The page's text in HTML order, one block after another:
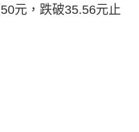
元，跌破35.56元止